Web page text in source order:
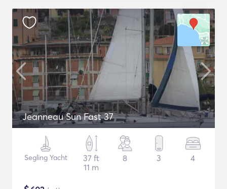
Jeanneau Sun Fast 37
Segling Yacht
37 ft
11 m
8 3 4